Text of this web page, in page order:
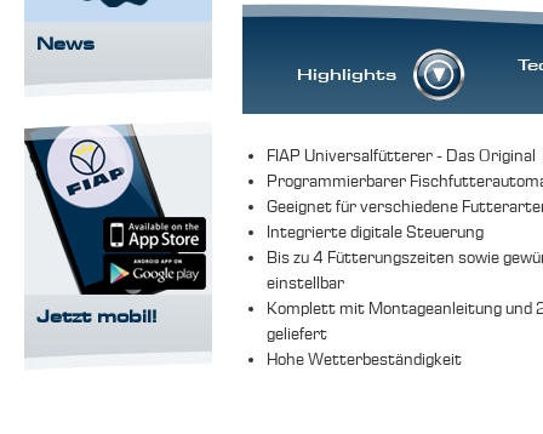
Highlights
FIAP Universalfütterer - Das Original
Programmierbarer
Geeignet für verschiedene
Integrierte digitale Steuerung
Bis zu 4 Fütterungszeiten sowie
einstellbar
Komplett mit Montageanleitung und
geliefert
Hohe Wetterbeständigkeit
News
Jetzt mobil!